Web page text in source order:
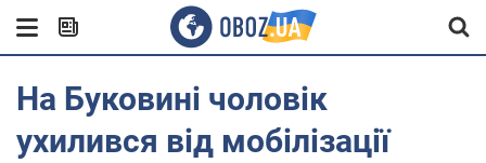
На Буковині чоловік
ухилився від мобілізації